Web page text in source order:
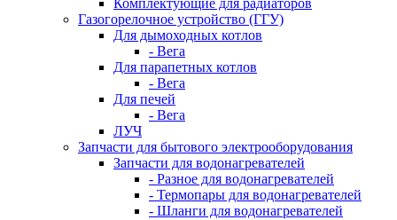
Комплектующие для радиаторов
Газогорелочное устройство (ГГУ)
Для дымоходных котлов
- Вега
Для парапетных котлов
- Вега
Для печей
- Вега
ЛУЧ
Запчасти для бытового электрооборудования
Запчасти для водонагревателей
- Разное для водонагревателей
- Термопары для водонагревателей
- Шланги для водонагревателей